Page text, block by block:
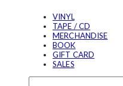
VINYL
TAPE / CD
MERCHANDISE
BOOK
GIFT CARD
SALES